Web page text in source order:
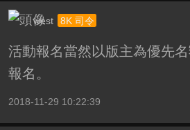
west 8K 司令
活動報名當然以版主為優先
報名。
2018-11-29 10:22:39